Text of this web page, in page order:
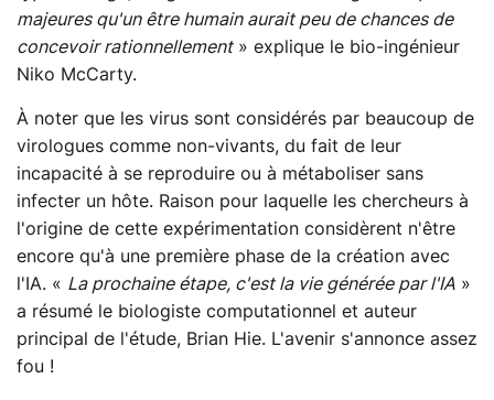
majeures qu'un être humain aurait peu de chances de
concevoir rationnellement» explique le bio-ingénieur
Niko McCarty.
À noter que les virus sont considérés par beaucoup de
virologues comme non-vivants, du fait de leur
incapacité à se reproduire ou à métaboliser sans
infecter un hôte. Raison pour laquelle les chercheurs à
l'origine de cette expérimentation considèrent n'être
encore qu'à une première phase de la création avec
l'IA. « La prochaine étape, c'est la vie générée par l'IA »
a résumé le biologiste computationnel et auteur
principal de l'étude, Brian Hie. L'avenir s'annonce assez
fou !